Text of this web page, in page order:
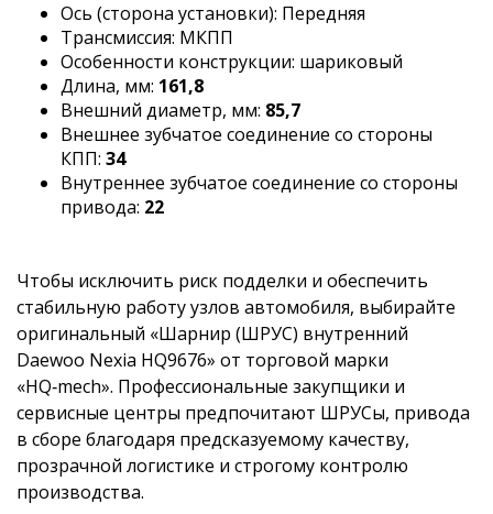
Ось (сторона установки): Передняя
Трансмиссия: МКПП
Особенности конструкции: шариковый
Длина, мм: 161,8
Внешний диаметр, мм: 85,7
Внешнее зубчатое соединение со стороны
КПП: 34
Внутреннее зубчатое соединение со стороны
привода: 22
Чтобы исключить риск подделки и обеспечить
стабильную работу узлов автомобиля, выбирайте
оригинальный «Шарнир (ШРУС) внутренний
Daewoo Nexia HQ9676» от торговой марки
«HQ‑mech». Профессиональные закупщики и
сервисные центры предпочитают ШРУСы, привода
в сборе благодаря предсказуемому качеству,
прозрачной логистике и строгому контролю
производства.